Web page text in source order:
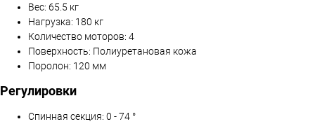
Вес: 65.5 кг
Нагрузка: 180 кг
Количество моторов: 4
Поверхность: Полиуретановая кожа
Поролон: 120 мм
Регулировки
Спинная секция: 0 - 74 °